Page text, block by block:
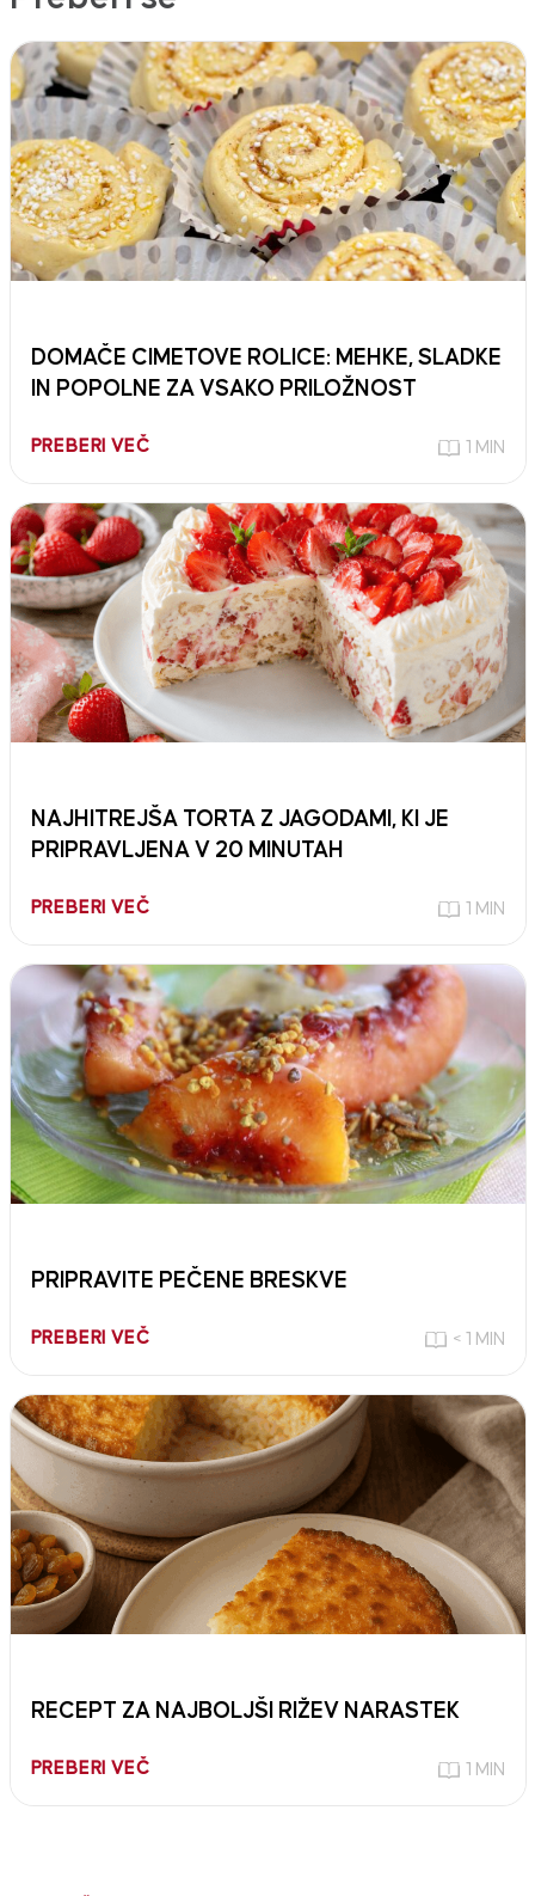
DOMAČE CIMETOVE ROLICE: MEHKE, SLADKE
IN POPOLNE ZA VSAKO PRILOŽNOST
PREBERI VEČ 1 MIN
NAJHITREJŠA TORTA Z JAGODAMI, KI JE
PRIPRAVLJENA V 20 MINUTAH
PREBERI VEČ 1 MIN
PRIPRAVITE PEČENE BRESKVE
PREBERI VEČ < 1 MIN
RECEPT ZA NAJBOLJŠI RIŽEV NARASTEK
PREBERI VEČ 1 MIN